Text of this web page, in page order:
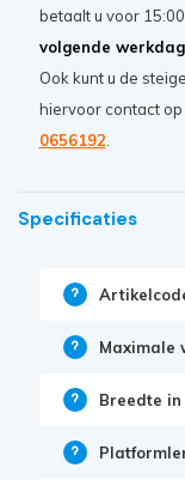
betaalt u voor
volgende
Ook kunt u de
hiervoor contact op
0656192
Specificaties
Maximale
Breedte in